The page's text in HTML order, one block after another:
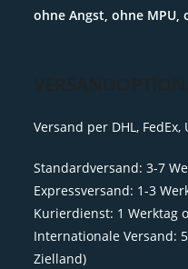
ohne Angst, ohne MPU,
Versand per DHL, FedEx,
Standardversand: 3-7
Expressversand: 1-3
Kurierdienst: 1 Werktag
Internationale Versand:
Zielland)